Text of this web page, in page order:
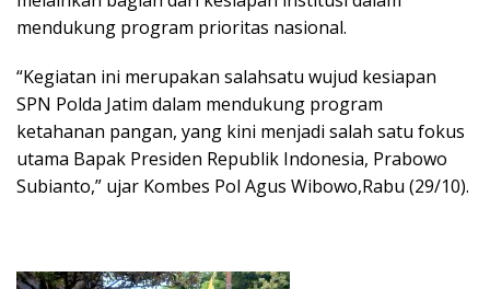
mendukung program prioritas nasional.
“Kegiatan ini merupakan salahsatu wujud kesiapan
SPN Polda Jatim dalam mendukung program
ketahanan pangan, yang kini menjadi salah satu fokus
utama Bapak Presiden Republik Indonesia, Prabowo
Subianto,” ujar Kombes Pol Agus Wibowo,Rabu (29/10).